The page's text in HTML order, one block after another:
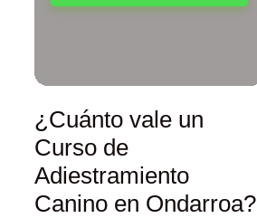
¿Cuánto vale un
Curso de
Adiestramiento
Canino en Ondarroa?